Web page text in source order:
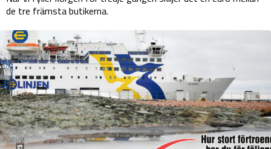
de tre främsta butikerna.